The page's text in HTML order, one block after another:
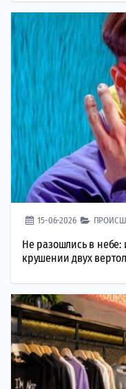
15-06-2026
Не разошлись в небе:
крушении двух